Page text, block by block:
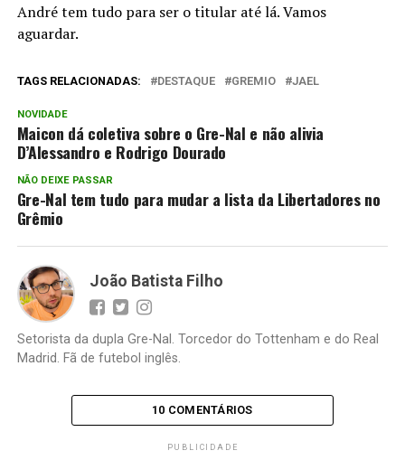
André tem tudo para ser o titular até lá. Vamos
aguardar.
TAGS RELACIONADAS: DESTAQUE GREMIO JAEL
NOVIDADE
Maicon dá coletiva sobre o Gre-Nal e não alivia
D’Alessandro e Rodrigo Dourado
NÃO DEIXE PASSAR
Gre-Nal tem tudo para mudar a lista da Libertadores no
Grêmio
João Batista Filho
Setorista da dupla Gre-Nal. Torcedor do Tottenham e do Real
Madrid. Fã de futebol inglês.
10 COMENTÁRIOS
PUBLICIDADE